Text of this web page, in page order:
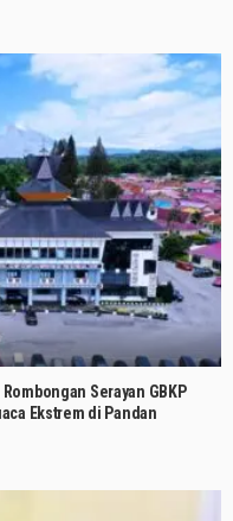
Serayan GBKP
Ekstrem di Pandan